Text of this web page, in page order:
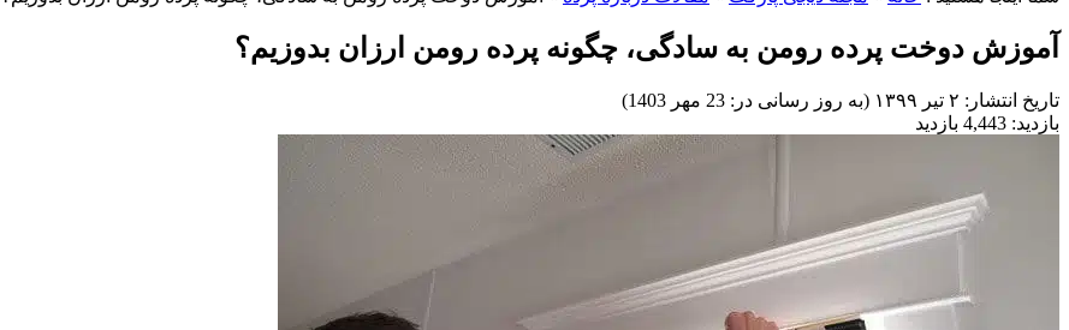
آموزش دوخت پرده رومن به سادگی، چگونه پرده رومن ارزان بدوزیم؟
تاریخ انتشار: ۲ تیر ۱۳۹۹ (به روز رسانی در: 23 مهر 1403)
بازدید: 4,443 بازدید